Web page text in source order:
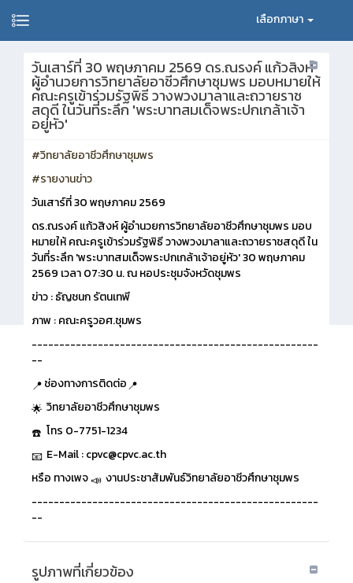
เลือกภาษา
วันเสาร์ที่ 30 พฤษภาคม 2569 ดร.ณรงค์ แก้วสิงห์
ผู้อำนวยการวิทยาลัยอาชีวศึกษาชุมพร มอบหมายให้
คณะครูเข้าร่วมรัฐพิธี วางพวงมาลาและถวายราช
สดุดี ในวันที่ระลึก 'พระบาทสมเด็จพระปกเกล้าเจ้า
อยู่หัว'
#วิทยาลัยอาชีวศึกษาชุมพร
#รายงานข่าว
วันเสาร์ที่ 30 พฤษภาคม 2569
ดร.ณรงค์ แก้วสิงห์ ผู้อำนวยการวิทยาลัยอาชีวศึกษาชุมพร มอบ
หมายให้ คณะครูเข้าร่วมรัฐพิธี วางพวงมาลาและถวายราชสดุดี ใน
วันที่ระลึก 'พระบาทสมเด็จพระปกเกล้าเจ้าอยู่หัว' 30 พฤษภาคม
2569 เวลา 07:30 น. ณ หอประชุมจังหวัดชุมพร
ข่าว : ธัญชนก รัตนเทพี
ภาพ : คณะครูวอศ.ชุมพร
----------------------------------------------------
--
ช่องทางการติดต่อ
วิทยาลัยอาชีวศึกษาชุมพร
โทร 0-7751-1234
E-Mail : cpvc@cpvc.ac.th
หรือ ทางเพจ
งานประชาสัมพันธ์วิทยาลัยอาชีวศึกษาชุมพร
----------------------------------------------------
--
รูปภาพที่เกี่ยวข้อง